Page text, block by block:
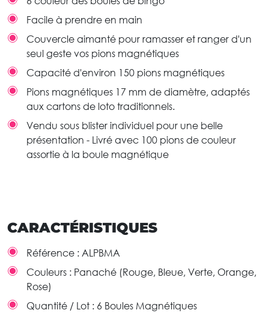
Facile à prendre en main
Couvercle aimanté pour ramasser et ranger d'un
seul geste vos pions magnétiques
Capacité d'environ 150 pions magnétiques
Pions magnétiques 17 mm de diamètre, adaptés
aux cartons de loto traditionnels.
Vendu sous blister individuel pour une belle
présentation - Livré avec 100 pions de couleur
assortie à la boule magnétique
CARACTÉRISTIQUES
Référence : ALPBMA
Couleurs : Panaché (Rouge, Bleue, Verte, Orange,
Rose)
Quantité / Lot : 6 Boules Magnétiques